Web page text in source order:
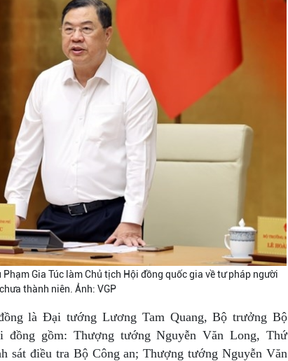
Gia Túc làm Chủ tịch Hội đồng quốc gia về tư pháp người
chưa thành niên. Ảnh: VGP
là Đại tướng Lương Tam Quang, Bộ trưởng Bộ
đồng gồm: Thượng tướng Nguyễn Văn Long, Thứ
sát điều tra Bộ Công an; Thượng tướng Nguyễn Văn